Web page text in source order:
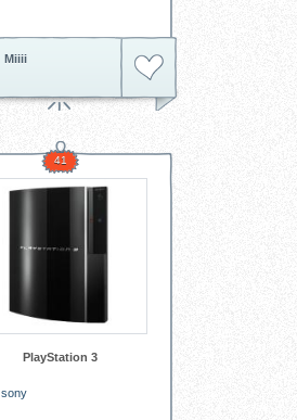
Miiii
41
PlayStation 3
sony